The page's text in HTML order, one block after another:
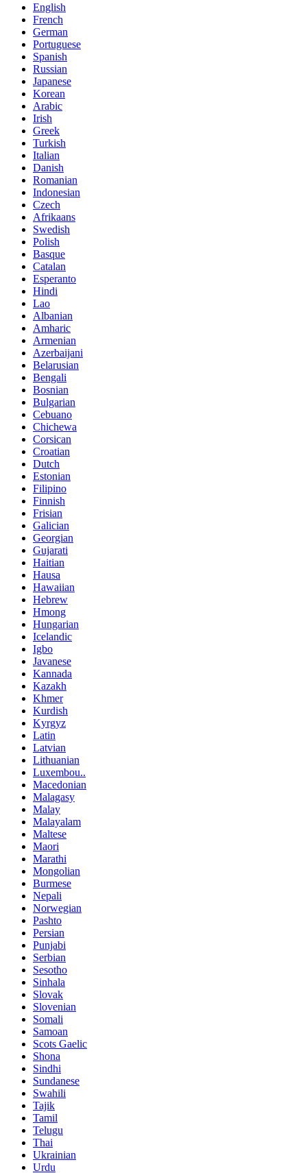
English
French
German
Portuguese
Spanish
Russian
Japanese
Korean
Arabic
Irish
Greek
Turkish
Italian
Danish
Romanian
Indonesian
Czech
Afrikaans
Swedish
Polish
Basque
Catalan
Esperanto
Hindi
Lao
Albanian
Amharic
Armenian
Azerbaijani
Belarusian
Bengali
Bosnian
Bulgarian
Cebuano
Chichewa
Corsican
Croatian
Dutch
Estonian
Filipino
Finnish
Frisian
Galician
Georgian
Gujarati
Haitian
Hausa
Hawaiian
Hebrew
Hmong
Hungarian
Icelandic
Igbo
Javanese
Kannada
Kazakh
Khmer
Kurdish
Kyrgyz
Latin
Latvian
Lithuanian
Luxembou..
Macedonian
Malagasy
Malay
Malayalam
Maltese
Maori
Marathi
Mongolian
Burmese
Nepali
Norwegian
Pashto
Persian
Punjabi
Serbian
Sesotho
Sinhala
Slovak
Slovenian
Somali
Samoan
Scots Gaelic
Shona
Sindhi
Sundanese
Swahili
Tajik
Tamil
Telugu
Thai
Ukrainian
Urdu